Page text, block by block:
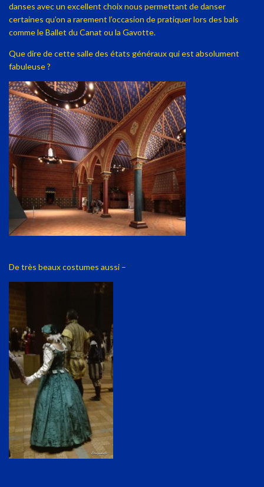
danses avec un excellent choix nous permettant de danser
certaines qu’on a rarement l’occasion de pratiquer lors des bals
comme le Ballet du Canat ou la Gavotte.
Que dire de cette salle des états généraux qui est absolument
fabuleuse ?
De très beaux costumes aussi –